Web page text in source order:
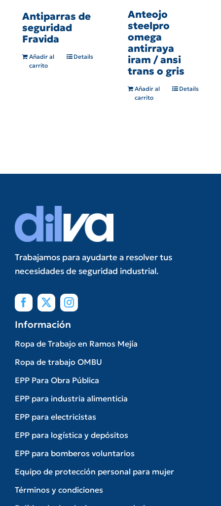
Antiparras de
seguridad
Fravida
Añadir al
carrito
Details
Anteojo
steelpro
omega
antirraya
iram / ansi
trans o gris
Añadir al
carrito
Details
Trabajamos para ayudarte a resolver tus
necesidades de seguridad industrial.
Información
Ropa de Trabajo en Ramos Mejía
Ropa de trabajo OMBU
EPP Para Obra Pública
EPP para industria alimenticia
EPP para electricistas
EPP para logística y depósitos
EPP para bomberos voluntarios
Equipo de protección personal para mujer
Términos y condiciones